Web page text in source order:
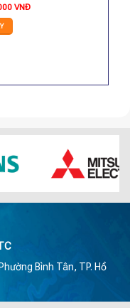
VNĐ.
VNĐGiá
Bình Tân, TP. Hồ